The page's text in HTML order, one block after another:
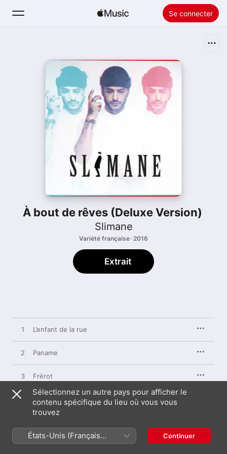
Se connecter
Nouveautés
Radio
Installer Apple Music
À bout de rêves (Deluxe Version)
Slimane
Variété française · 2016
Extrait
1 L’enfant de la rue
2 Paname
3 Frérot
4 Adieu
6 Je serai là
Sélectionnez un autre pays pour afficher le
contenu spécifique du lieu où vous vous
trouvez
États-Unis (Français
France)
Continuer